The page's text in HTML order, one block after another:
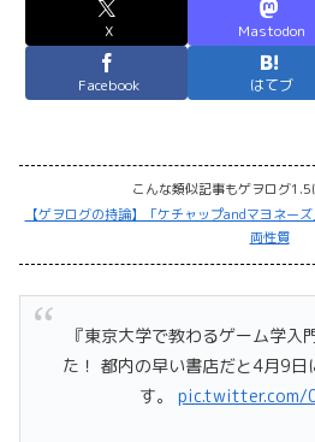
X Mastodon
Facebook はてブ
こんな類似記事もゲヲログ
【ゲヲログの持論】「ケチャップandマヨネー
両性質
『東京大学で教わるゲーム学入
た！ 都内の早い書店だと4月9日
す。 pic.twitter.com/